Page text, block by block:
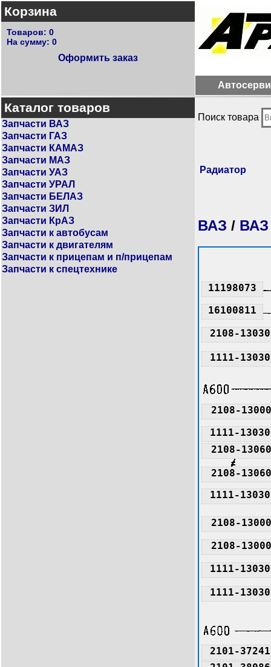
Корзина
Товаров: 0
На сумму: 0
Оформить заказ
Каталог товаров
Запчасти ВАЗ
Запчасти ГАЗ
Запчасти КАМАЗ
Запчасти МАЗ
Запчасти УАЗ
Запчасти УРАЛ
Запчасти БЕЛАЗ
Запчасти ЗИЛ
Запчасти КрАЗ
Запчасти к автобусам
Запчасти к двигателям
Запчасти к прицепам и п/прицепам
Запчасти к спецтехнике
Поиск товара
Радиатор
ВАЗ / ВАЗ
1111-
1111-
1111-
1111-
1111-
11198073
16100811
2101-
2108-
2108-
2108-
2108-
2108-
2108-